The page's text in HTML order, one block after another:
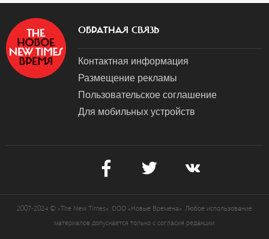
ОБРАТНАЯ СВЯЗЬ
Контактная информация
Размещение рекламы
Пользовательское соглашение
Для мобильных устройств
2007-2024 © «The New Times». ООО «Новые Времена». Любое использование
материалов допускается только с согласия редакции.